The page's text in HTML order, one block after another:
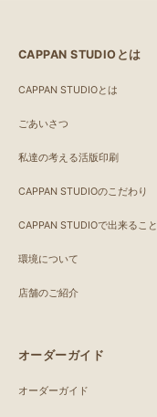
CAPPAN STUDIOとは
CAPPAN STUDIOとは
ごあいさつ
私達の考える活版印刷
CAPPAN STUDIOのこだわり
CAPPAN STUDIOで出来ること
環境について
店舗のご紹介
オーダーガイド
オーダーガイド